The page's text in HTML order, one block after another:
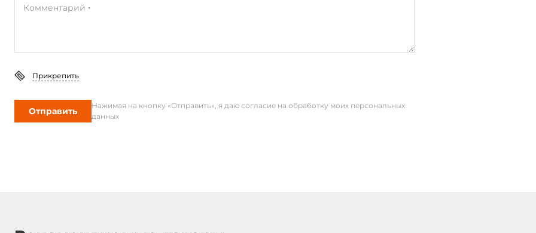
Комментарий
Прикрепить
Отправить
Нажимая на кнопку «Отправить», я даю согласие на обработку моих персональных
данных